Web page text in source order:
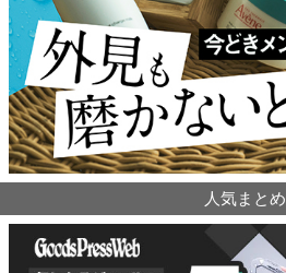
人気まとめ